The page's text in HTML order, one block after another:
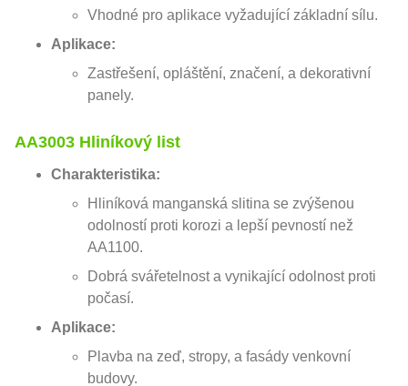
Vhodné pro aplikace vyžadující základní sílu.
Aplikace:
Zastřešení, opláštění, značení, a dekorativní
panely.
AA3003 Hliníkový list
Charakteristika:
Hliníková manganská slitina se zvýšenou
odolností proti korozi a lepší pevností než
AA1100.
Dobrá svářetelnost a vynikající odolnost proti
počasí.
Aplikace:
Plavba na zeď, stropy, a fasády venkovní
budovy.